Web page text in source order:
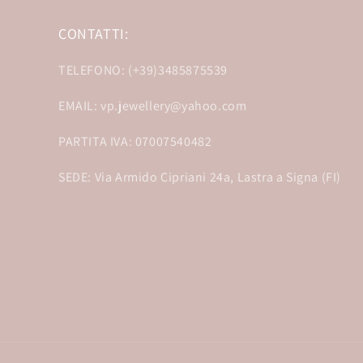
CONTATTI:
TELEFONO: (+39)3485875539
EMAIL: vp.jewellery@yahoo.com
PARTITA IVA: 07007540482
SEDE: Via Armido Cipriani 24a, Lastra a Signa (FI)